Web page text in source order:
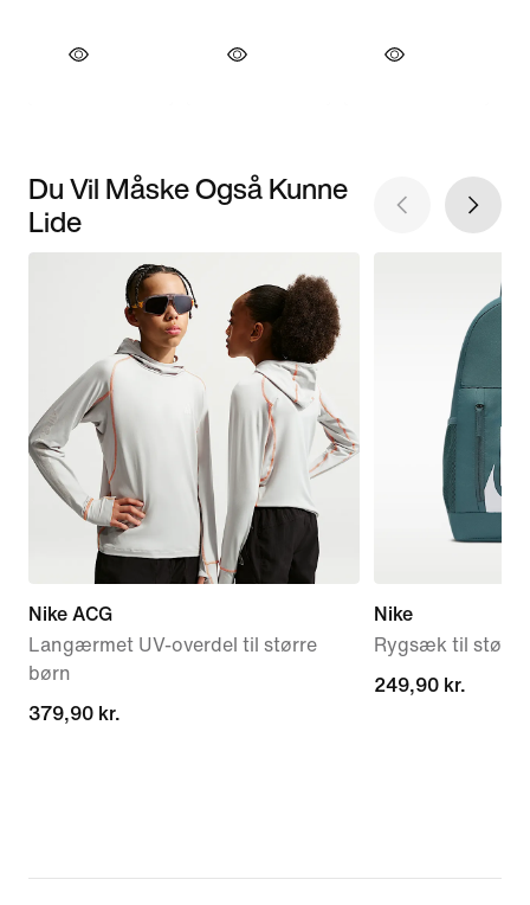
Du Vil Måske Også Kunne
Lide
Nike ACG
Langærmet UV-overdel til større
børn
379,90 kr.
379,90 kr.
Nike
Rygsæk til større
249,90 kr.
249,90 kr.